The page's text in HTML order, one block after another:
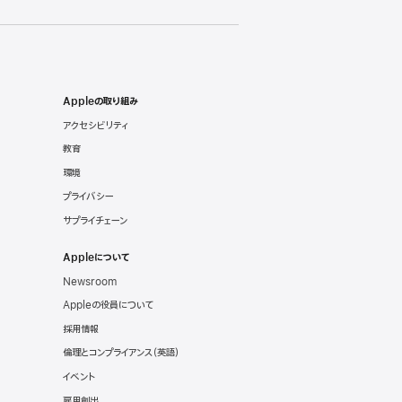
Appleの取り組み
アクセシビリティ
教育
環境
プライバシー
サプライチェーン
Appleについて
Newsroom
Appleの役員について
採用情報
倫理とコンプライアンス（英語）
イベント